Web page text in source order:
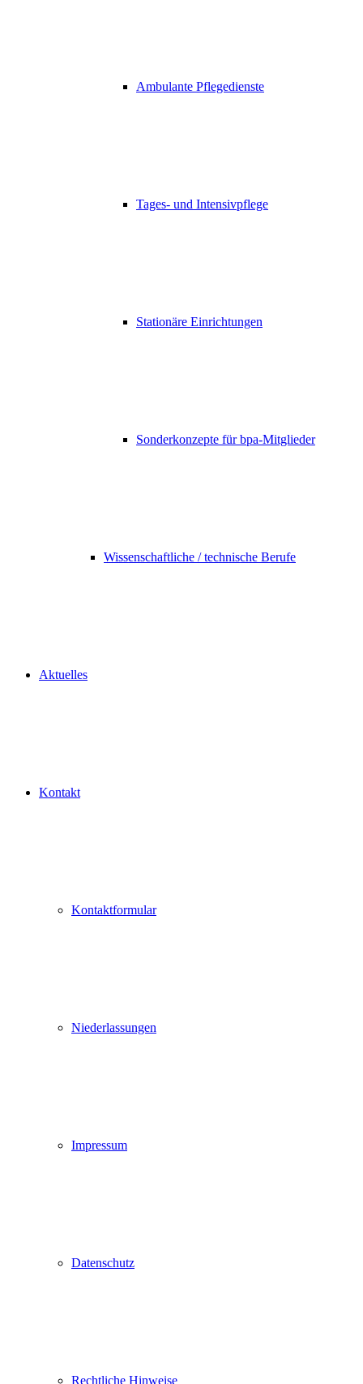
Ambulante Pflegedienste
Tages- und Intensivpflege
Stationäre Einrichtungen
Sonderkonzepte für bpa-Mitglieder
Wissenschaftliche / technische Berufe
Aktuelles
Kontakt
Kontaktformular
Niederlassungen
Impressum
Datenschutz
Rechtliche Hinweise